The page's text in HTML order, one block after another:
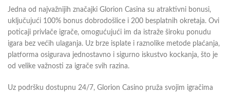
Jedna od najvažnijih značajki Glorion Casina su atraktivni bonusi,
uključujući 100% bonus dobrodošlice i 200 besplatnih okretaja. Ovi
poticaji privlače igrače, omogućujući im da istraže široku ponudu
igara bez većih ulaganja. Uz brze isplate i raznolike metode plaćanja,
platforma osigurava jednostavno i sigurno iskustvo kockanja, što je
od velike važnosti za igrače svih razina.
Uz podršku dostupnu 24/7, Glorion Casino pruža svojim igračima